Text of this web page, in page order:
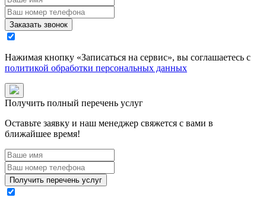
Заказать звонок
Нажимая кнопку «Записаться на сервис», вы соглашаетесь с
политикой обработки персональных данных
Получить полный перечень услуг
Оставьте заявку и наш менеджер свяжется с вами в
ближайшее время!
Получить перечень услуг